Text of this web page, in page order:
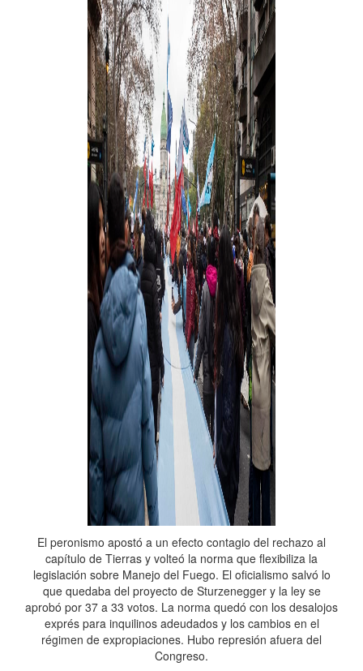
El peronismo apostó a un efecto contagio del rechazo al
capítulo de Tierras y volteó la norma que flexibiliza la
legislación sobre Manejo del Fuego. El oficialismo salvó lo
que quedaba del proyecto de Sturzenegger y la ley se
aprobó por 37 a 33 votos. La norma quedó con los desalojos
exprés para inquilinos adeudados y los cambios en el
régimen de expropiaciones. Hubo represión afuera del
Congreso.